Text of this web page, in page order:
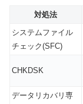
対処法
システムファイル
チェック(SFC)
CHKDSK
データリカバリ専